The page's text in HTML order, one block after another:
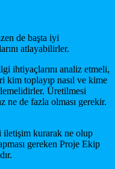
de başta iyi
atlayabilirler.
ihtiyaçlarını analiz etmeli,
kim toplayıp nasıl ve kime
Üretilmesi
ne de fazla olması gerekir.
iletişim kurarak ne olup
gereken Proje Ekip